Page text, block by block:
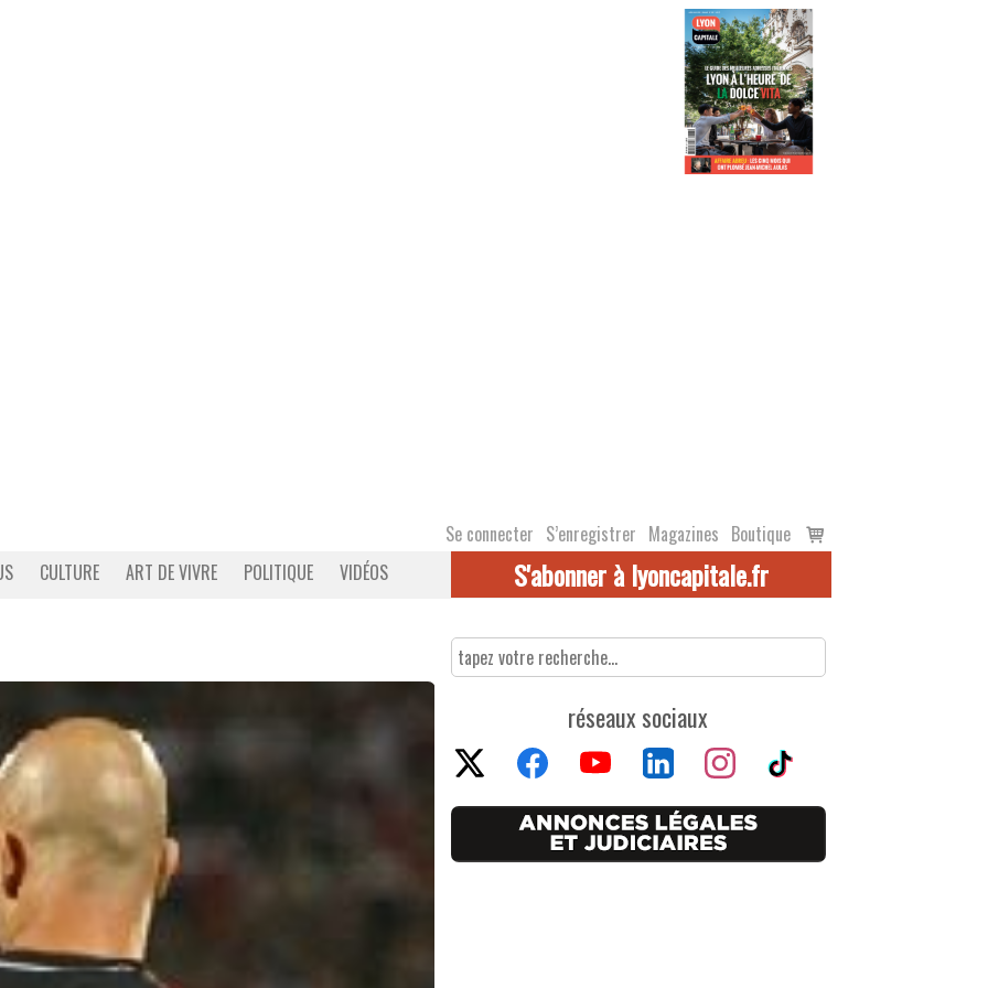
Se connecter S’enregistrer Magazines Boutique
Voir
le
CULTURE ART DE VIVRE POLITIQUE VIDÉOS S'abonner à lyoncapitale.fr
réseaux sociaux